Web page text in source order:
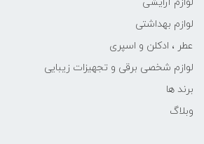
لوازم بهداشتی
عطر ، ادکلن و اسپری
لوازم شخصی برقی و تجهیزات زیبایی
برند ها
وبلاگ